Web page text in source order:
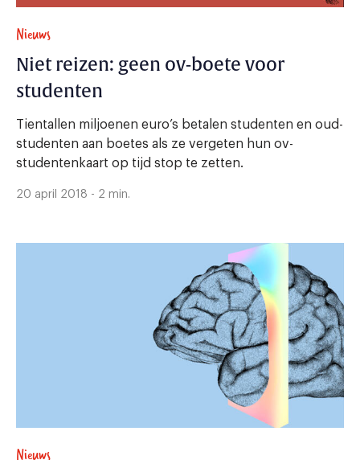
Nieuws
Niet reizen: geen ov-boete voor
studenten
Tientallen miljoenen euro’s betalen studenten en oud-
studenten aan boetes als ze vergeten hun ov-
studentenkaart op tijd stop te zetten.
20 april 2018 - 2 min.
Nieuws